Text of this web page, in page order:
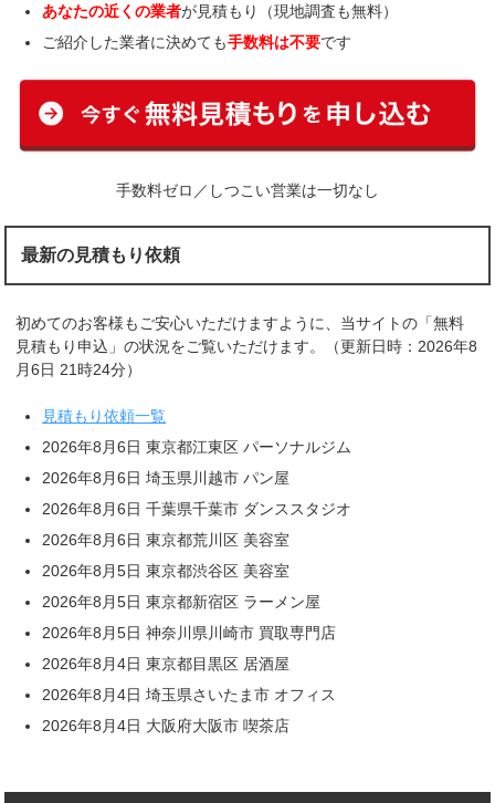
あなたの近くの業者が見積もり（現地調査も無料）
ご紹介した業者に決めても手数料は不要です
手数料ゼロ／しつこい営業は一切なし
最新の見積もり依頼
初めてのお客様もご安心いただけますように、当サイトの「無料
見積もり申込」の状況をご覧いただけます。（更新日時：2026年8
月6日 21時24分）
見積もり依頼一覧
2026年8月6日 東京都江東区 パーソナルジム
2026年8月6日 埼玉県川越市 パン屋
2026年8月6日 千葉県千葉市 ダンススタジオ
2026年8月6日 東京都荒川区 美容室
2026年8月5日 東京都渋谷区 美容室
2026年8月5日 東京都新宿区 ラーメン屋
2026年8月5日 神奈川県川崎市 買取専門店
2026年8月4日 東京都目黒区 居酒屋
2026年8月4日 埼玉県さいたま市 オフィス
2026年8月4日 大阪府大阪市 喫茶店